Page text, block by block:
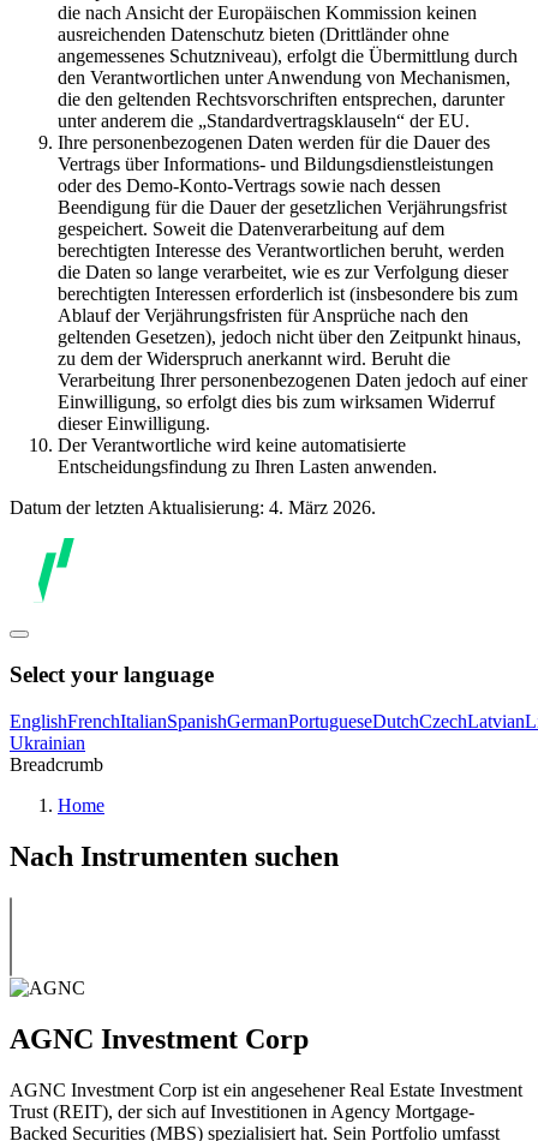
die nach Ansicht der Europäischen Kommission keinen
ausreichenden Datenschutz bieten (Drittländer ohne
angemessenes Schutzniveau), erfolgt die Übermittlung durch
den Verantwortlichen unter Anwendung von Mechanismen,
die den geltenden Rechtsvorschriften entsprechen, darunter
unter anderem die „Standardvertragsklauseln“ der EU.
Ihre personenbezogenen Daten werden für die Dauer des
Vertrags über Informations- und Bildungsdienstleistungen
oder des Demo-Konto-Vertrags sowie nach dessen
Beendigung für die Dauer der gesetzlichen Verjährungsfrist
gespeichert. Soweit die Datenverarbeitung auf dem
berechtigten Interesse des Verantwortlichen beruht, werden
die Daten so lange verarbeitet, wie es zur Verfolgung dieser
berechtigten Interessen erforderlich ist (insbesondere bis zum
Ablauf der Verjährungsfristen für Ansprüche nach den
geltenden Gesetzen), jedoch nicht über den Zeitpunkt hinaus,
zu dem der Widerspruch anerkannt wird. Beruht die
Verarbeitung Ihrer personenbezogenen Daten jedoch auf einer
Einwilligung, so erfolgt dies bis zum wirksamen Widerruf
dieser Einwilligung.
Der Verantwortliche wird keine automatisierte
Entscheidungsfindung zu Ihren Lasten anwenden.
Datum der letzten Aktualisierung: 4. März 2026.
Select your language
EnglishFrenchItalianSpanishGermanPortugueseDutchCzechLatvian
Ukrainian
Breadcrumb
Home
Nach Instrumenten suchen
AGNC Investment Corp
AGNC Investment Corp ist ein angesehener Real Estate Investment
Trust (REIT), der sich auf Investitionen in Agency Mortgage-
Backed Securities (MBS) spezialisiert hat. Sein Portfolio umfasst